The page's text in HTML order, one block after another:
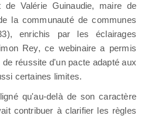
de Valérie Guinaudie, maire de
la communauté de communes
enrichis par les éclairages
Rey, ce webinaire a permis
réussite d'un pacte adapté aux
certaines limites.
qu'au-delà de son caractère
contribuer à clarifier les règles